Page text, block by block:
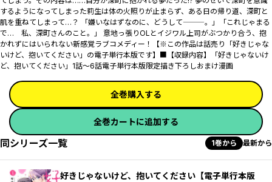
するようになってしまった莉生は体の火照りが止まらず、ある日の帰り道、深町と
肌を重ねてしまって…？ 「嫌いなはずなのに、どうして―――。」「これじゃまる
で… 私、深町さんのこと――。」 意地っ張りOLとイジワル上司がぶつかり合う、抱
かれずにはいられない新感覚ラブコメディー！【※この作品は話売り「好きじゃな
いけど、抱いてください」の電子単行本版です】■【収録内容】「好きじゃないけ
ど、抱いてください」1話～6話電子単行本版限定描き下ろしおまけ漫画
全巻購入する
全巻カートに追加する
同シリーズ一覧 1巻から 最新から
好きじゃないけど、抱いてください【電子単行本版